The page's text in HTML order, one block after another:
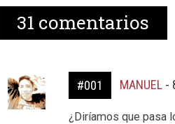
31 comentarios
#001 MANUEL-
¿Diríamos que pasa